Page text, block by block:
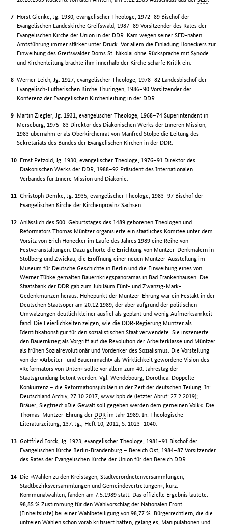
Horst Gienke, Jg. 1930, evangelischer Theologe, 1972–89 Bischof der
Evangelischen Landeskirche Greifswald, 1987–89 Vorsitzender des Rates der
Evangelischen Kirche der Union in der DDR. Kam wegen seinerSED-nahen
Amtsführung immer stärker unter Druck. Vor allem die Einladung Honeckers zur
Einweihung des Greifswalder Doms St. Nikolai ohne Rücksprache mit Synode
und Kirchenleitung brachte ihm innerhalb der Kirche scharfe Kritik ein.
Werner Leich, Jg. 1927, evangelischer Theologe, 1978–82 Landesbischof der
Evangelisch-Lutherischen Kirche Thüringen, 1986–90 Vorsitzender der
Konferenz der Evangelischen Kirchenleitung in der DDR.
Martin Ziegler, Jg. 1931, evangelischer Theologe, 1968–74 Superintendent in
Merseburg, 1975–83 Direktor des Diakonischen Werks der Inneren Mission,
1983 übernahm er als Oberkirchenrat von Manfred Stolpe die Leitung des
Sekretariats des Bundes der Evangelischen Kirchen in der DDR.
Ernst Petzold, Jg. 1930, evangelischer Theologe, 1976–91 Direktor des
Diakonischen Werks der DDR, 1988–92 Präsident des Internationalen
Verbandes für Innere Mission und Diakonie.
Christoph Demke, Jg. 1935, evangelischer Theologe, 1983–97 Bischof der
Evangelischen Kirche der Kirchenprovinz Sachsen.
Anlässlich des 500. Geburtstages des 1489 geborenen Theologen und
Reformators Thomas Müntzer organisierte ein staatliches Komitee unter dem
Vorsitz von Erich Honecker im Laufe des Jahres 1989 eine Reihe von
Festveranstaltungen. Dazu gehörte die Errichtung von Müntzer-Denkmälern in
Stollberg und Zwickau, die Eröffnung einer neuen Müntzer-Ausstellung im
Museum für Deutsche Geschichte in Berlin und die Einweihung eines von
Werner Tübke gemalten Bauernkriegspanoramas in Bad Frankenhausen. Die
Staatsbank der DDR gab zum Jubiläum Fünf- und Zwanzig-Mark-
Gedenkmünzen heraus. Höhepunkt der Müntzer-Ehrung war ein Festakt in der
Deutschen Staatsoper am 20.12.1989, der aber aufgrund der politischen
Umwälzungen deutlich kleiner ausfiel als geplant und wenig Aufmerksamkeit
fand. Die Feierlichkeiten zeigen, wie die DDR-Regierung Müntzer als
Identifikationsfigur für den sozialistischen Staat verwendete. Sie inszenierte
den Bauernkrieg als Vorgriff auf die Revolution der Arbeiterklasse und Müntzer
als frühen Sozialrevolutionär und Vordenker des Sozialismus. Die Vorstellung
von der »Arbeiter- und Bauernmacht« als Wirklichkeit gewordene Vision des
»Reformators von Unten« sollte vor allem zum 40. Jahrestag der
Staatsgründung betont werden. Vgl. Wendebourg, Dorothea: Doppelte
Konkurrenz – die Reformationsjubiläen in der Zeit der deutschen Teilung. In:
Deutschland Archiv, 27.10.2017,www.bpb.de (letzter Abruf: 27.2.2019);
Bräuer, Siegfried: »Die Gewalt soll gegeben werden dem gemeinen Volk«. Die
Thomas-Müntzer-Ehrung der DDR im Jahr 1989. In: Theologische
Literaturzeitung, 137. Jg., Heft 10, 2012, S. 1023–1040.
Gottfried Forck, Jg. 1923, evangelischer Theologe, 1981–91 Bischof der
Evangelischen Kirche Berlin-Brandenburg – Bereich Ost, 1984–87 Vorsitzender
des Rates der Evangelischen Kirche der Union für den Bereich DDR.
Die »Wahlen zu den Kreistagen, Stadtverordnetenversammlungen,
Stadtbezirksversammlungen und Gemeindevertretungen«, kurz:
Kommunalwahlen, fanden am 7.5.1989 statt. Das offizielle Ergebnis lautete:
98,85 % Zustimmung für den Wahlvorschlag der Nationalen Front
(Einheitsliste) bei einer Wahlbeteiligung von 98,77 %. Bürgerrechtlern, die die
unfreien Wahlen schon vorab kritisiert hatten, gelang es, Manipulationen und